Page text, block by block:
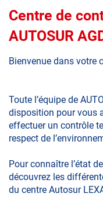
Centre de
AUTOSUR
Bienvenue dans votre
Toute l’équipe de
disposition pour vous
effectuer un contrôle
respect de
Pour connaître l’état
découvrez les
du centre Autosur